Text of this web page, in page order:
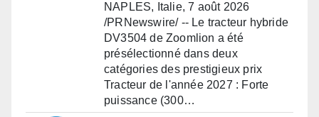
NAPLES, Italie, 7 août 2026
/PRNewswire/ -- Le tracteur hybride
DV3504 de Zoomlion a été
présélectionné dans deux
catégories des prestigieux prix
Tracteur de l'année 2027 : Forte
puissance (300…